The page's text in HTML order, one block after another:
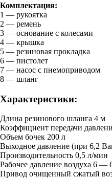
Комплектация:
1 — рукоятка
2 — ремень
3 — основание с колесами
4 — крышка
5 — резиновая прокладка
6 — пистолет
7 — насос с пнемоприводом
8 — шланг
Характеристики:
Длина резинового шланга 4 м
Коэффициент передачи
Объем бочек 200 л
Выходное давление (при 6,2
Производительность 0,5 л/мин
Рабочее давление воздуха 6 —
Привод очищенный сжатый